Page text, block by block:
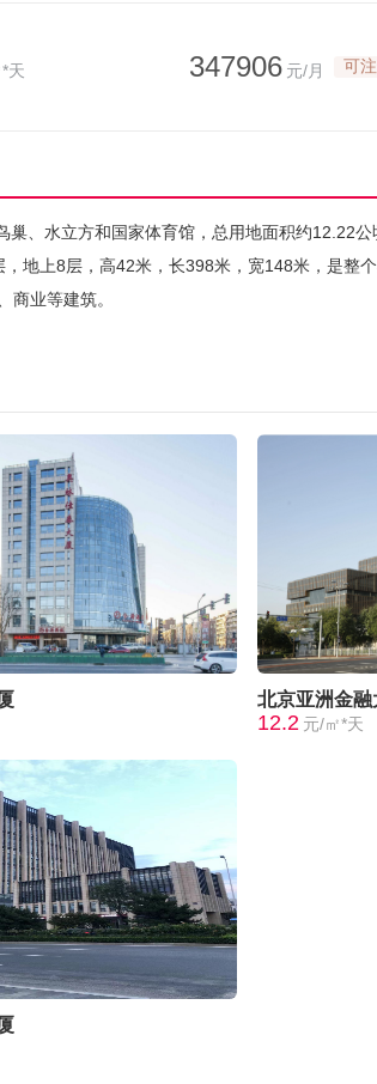
天 347906 元/月 可
、水立方和国家体育馆，总用地面积约12.22
地上8层，高42米，长398米，宽148米，是整
商业等建筑。
北京亚洲金融
12.2 元/㎡*天